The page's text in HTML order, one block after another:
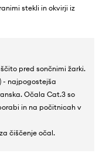
stekli in okvirji iz
pred sončnimi žarki.
- najpogostejša
Očala Cat.3 so
in na počitnicah v
čiščenje očal.